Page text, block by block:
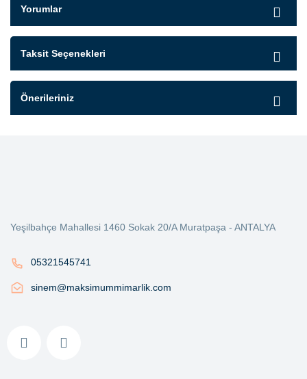
Yorumlar
Taksit Seçenekleri
Önerileriniz
Yeşilbahçe Mahallesi 1460 Sokak 20/A Muratpaşa - ANTALYA
05321545741
sinem@maksimummimarlik.com